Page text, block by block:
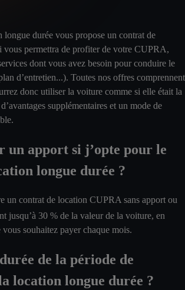
longue durée vous propose un contrat de
vous permettra de profiter de votre CUPRA,
dont vous avez besoin pour conduire le
d’entretien...). Toutes nos offres comprennent
donc utiliser la voiture comme si elle était la
supplémentaires et un mode de
un apport si j’opte pour le
longue durée ?
un contrat de location CUPRA sans apport ou
jusqu’à 30 % de la valeur de la voiture, en
souhaitez payer chaque mois.
de la période de
location longue durée ?